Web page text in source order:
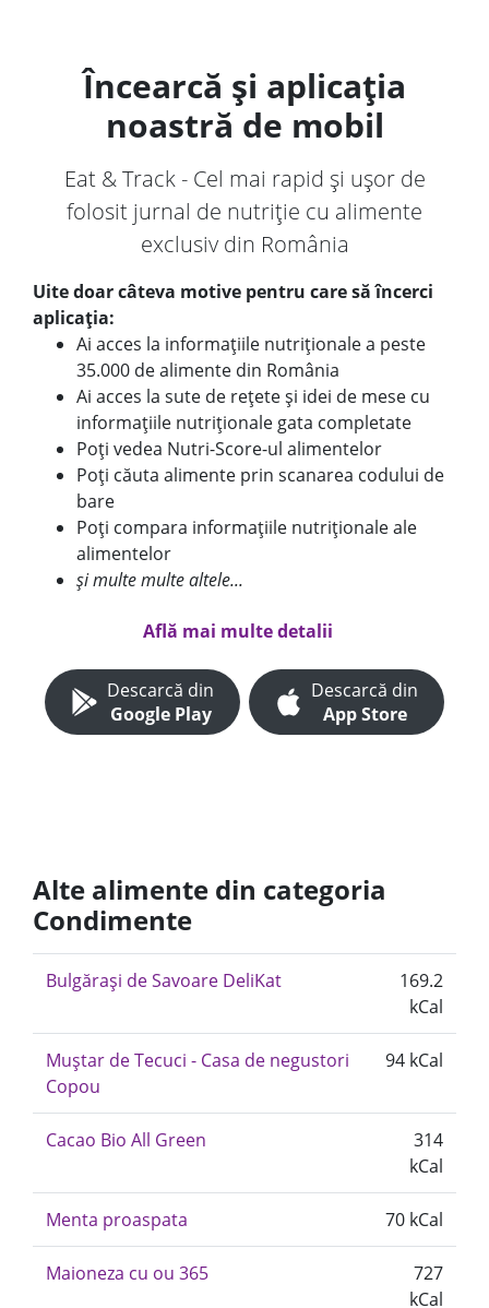
Încearcă și aplicația
noastră de mobil
Eat & Track - Cel mai rapid și ușor de
folosit jurnal de nutriție cu alimente
exclusiv din România
Uite doar câteva motive pentru care să încerci
aplicația:
Ai acces la informațiile nutriționale a peste
35.000 de alimente din România
Ai acces la sute de rețete și idei de mese cu
informațiile nutriționale gata completate
Poți vedea Nutri-Score-ul alimentelor
Poți căuta alimente prin scanarea codului de
bare
Poți compara informațiile nutriționale ale
alimentelor
și multe multe altele...
Află mai multe detalii
Descarcă din
Google Play
Descarcă din
App Store
Alte alimente din categoria
Condimente
Bulgărași de Savoare DeliKat
169.2
kCal
Muștar de Tecuci - Casa de negustori
Copou
94 kCal
Cacao Bio All Green
314
kCal
Menta proaspata 70 kCal
Maioneza cu ou 365
727
kCal